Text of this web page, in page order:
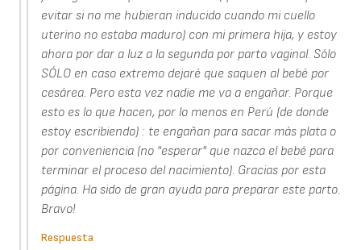
evitar si no me hubieran inducido cuando mi cuello
uterino no estaba maduro) con mi primera hija, y estoy
ahora por dar a luz a la segunda por parto vaginal. Sólo
SÓLO en caso extremo dejaré que saquen al bebé por
cesárea. Pero esta vez nadie me va a engañar. Porque
esto es lo que hacen, por lo menos en Perú (de donde
estoy escribiendo) : te engañan para sacar más plata o
por conveniencia (no "esperar" que nazca el bebé para
terminar el proceso del nacimiento). Gracias por esta
página. Ha sido de gran ayuda para preparar este parto.
Bravo!
Respuesta